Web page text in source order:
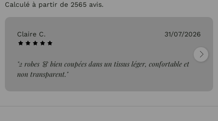
Calculé à partir de 2565 avis.
Claire C. 31/07/2026
"2 robes 👗 bien coupées dans un tissus léger, confortable et
non transparent."